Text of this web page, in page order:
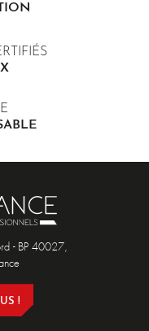
- BP 40027,
!